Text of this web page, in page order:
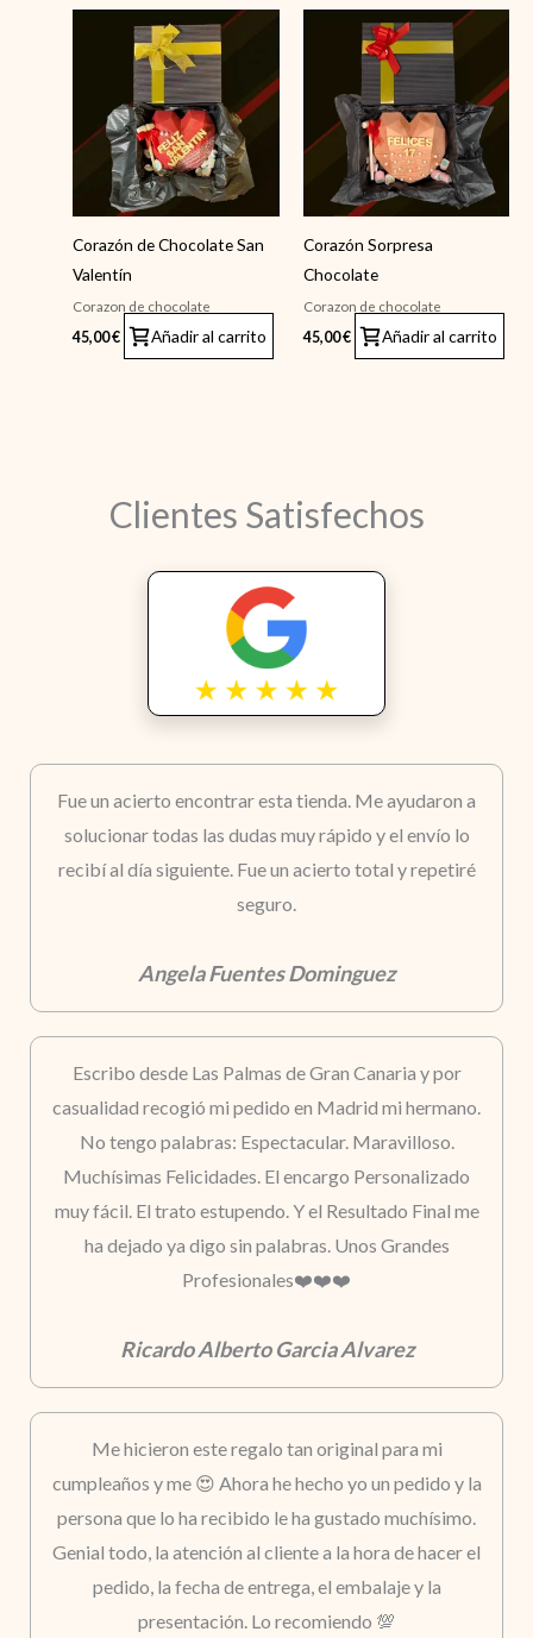
Corazón de Chocolate San
Valentín
Corazon de chocolate
45,00€ Añadir al carrito
Corazón Sorpresa
Chocolate
Corazon de chocolate
45,00€ Añadir al carrito
Clientes Satisfechos
Fue un acierto encontrar esta tienda. Me ayudaron a
solucionar todas las dudas muy rápido y el envío lo
recibí al día siguiente. Fue un acierto total y repetiré
seguro.
Angela Fuentes Dominguez
Escribo desde Las Palmas de Gran Canaria y por
casualidad recogió mi pedido en Madrid mi hermano.
No tengo palabras: Espectacular. Maravilloso.
Muchísimas Felicidades. El encargo Personalizado
muy fácil. El trato estupendo. Y el Resultado Final me
ha dejado ya digo sin palabras. Unos Grandes
Profesionales❤️❤️❤️
Ricardo Alberto Garcia Alvarez
Me hicieron este regalo tan original para mi
cumpleaños y me 😍 Ahora he hecho yo un pedido y la
persona que lo ha recibido le ha gustado muchísimo.
Genial todo, la atención al cliente a la hora de hacer el
pedido, la fecha de entrega, el embalaje y la
presentación. Lo recomiendo 💯